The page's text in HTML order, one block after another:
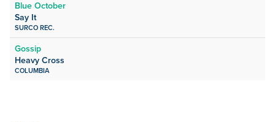
Blue October
Say It
SURCO REC.
Gossip
Heavy Cross
COLUMBIA